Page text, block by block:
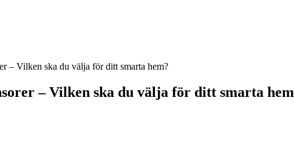
– Vilken ska du välja för ditt smarta hem?
– Vilken ska du välja för ditt smarta